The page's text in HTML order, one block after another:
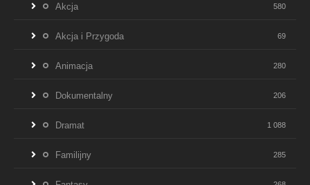
Akcja 580
Akcja i Przygoda 69
Animacja 280
Dokumentalny 206
Dramat 1 088
Familijny 285